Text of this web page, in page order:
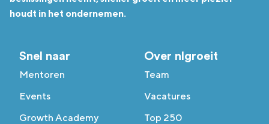
houdt in het ondernemen.
Snel naar
Mentoren
Events
Growth Academy
Over nlgroeit
Team
Vacatures
Top 250